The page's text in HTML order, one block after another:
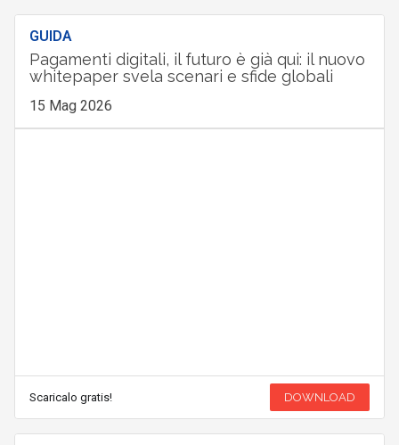
GUIDA
Pagamenti digitali, il futuro è già qui: il nuovo
whitepaper svela scenari e sfide globali
15 Mag 2026
Scaricalo gratis! DOWNLOAD